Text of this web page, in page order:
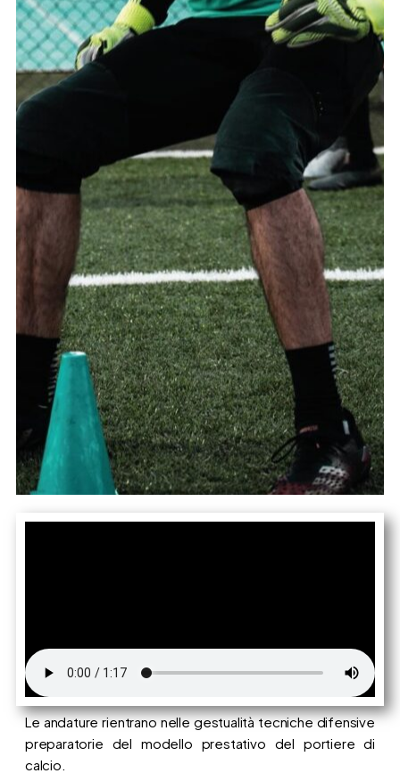
Le andature rientrano nelle gestualità tecniche difensive
preparatorie del modello prestativo del portiere di
calcio.